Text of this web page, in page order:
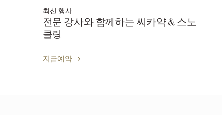
최신 행사
전문 강사와 함께하는 씨카약 & 스노
클링
지금예약